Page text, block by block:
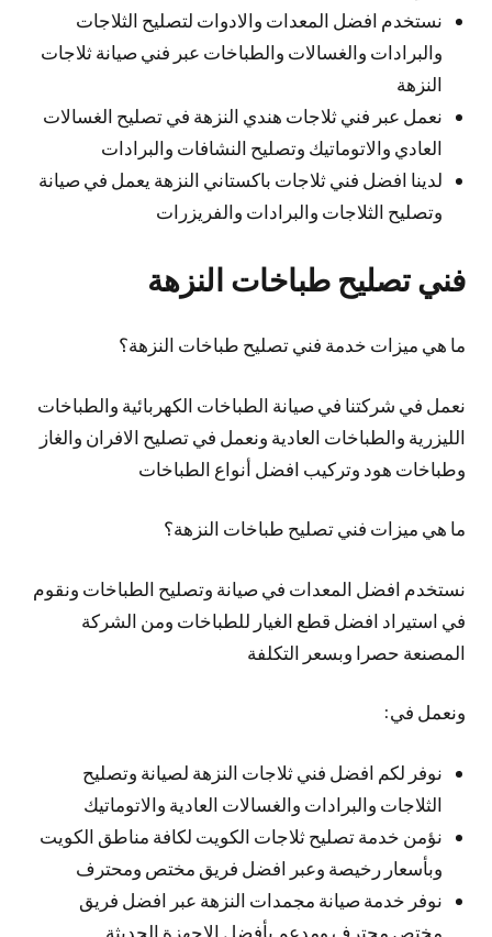
نستخدم افضل المعدات والادوات لتصليح الثلاجات
والبرادات والغسالات والطباخات عبر فني صيانة ثلاجات
النزهة
نعمل عبر فني ثلاجات هندي النزهة في تصليح الغسالات
العادي والاتوماتيك وتصليح النشافات والبرادات
لدينا افضل فني ثلاجات باكستاني النزهة يعمل في صيانة
وتصليح الثلاجات والبرادات والفريزرات
فني تصليح طباخات النزهة
ما هي ميزات خدمة فني تصليح طباخات النزهة؟
نعمل في شركتنا في صيانة الطباخات الكهربائية والطباخات
الليزرية والطباخات العادية ونعمل في تصليح الافران والغاز
وطباخات هود وتركيب افضل أنواع الطباخات
ما هي ميزات فني تصليح طباخات النزهة؟
نستخدم افضل المعدات في صيانة وتصليح الطباخات ونقوم
في استيراد افضل قطع الغيار للطباخات ومن الشركة
المصنعة حصرا وبسعر التكلفة
ونعمل في:
نوفر لكم افضل فني ثلاجات النزهة لصيانة وتصليح
الثلاجات والبرادات والغسالات العادية والاتوماتيك
نؤمن خدمة تصليح ثلاجات الكويت لكافة مناطق الكويت
وبأسعار رخيصة وعبر افضل فريق مختص ومحترف
نوفر خدمة صيانة مجمدات النزهة عبر افضل فريق
مختص محترف ومدعم بأفضل الاجهزة الحديثة